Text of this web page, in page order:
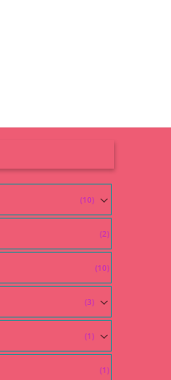
(10)
(2)
(10)
(3)
(1)
(1)